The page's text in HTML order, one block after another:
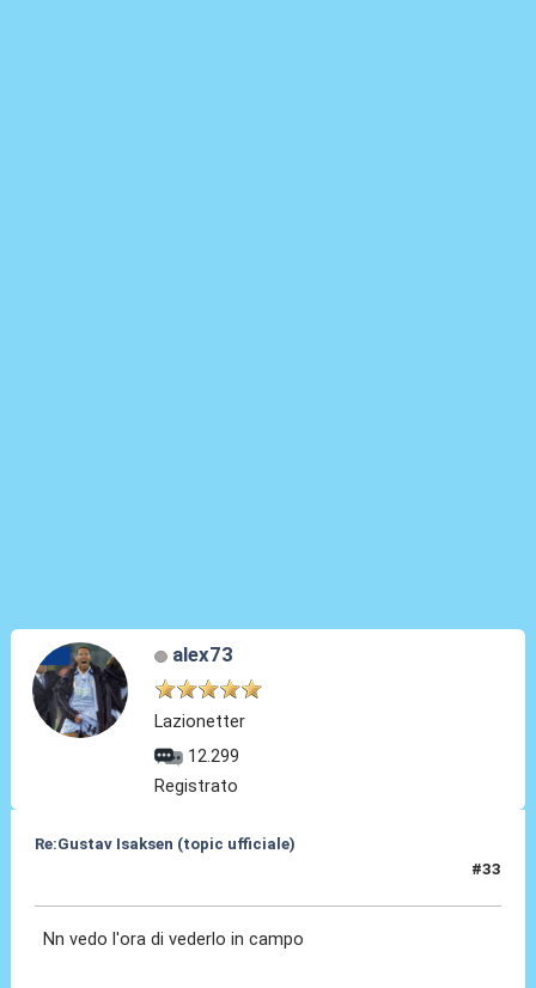
alex73
Lazionetter
12.299
Registrato
Re:Gustav Isaksen (topic ufficiale)
#33
Nn vedo l'ora di vederlo in campo